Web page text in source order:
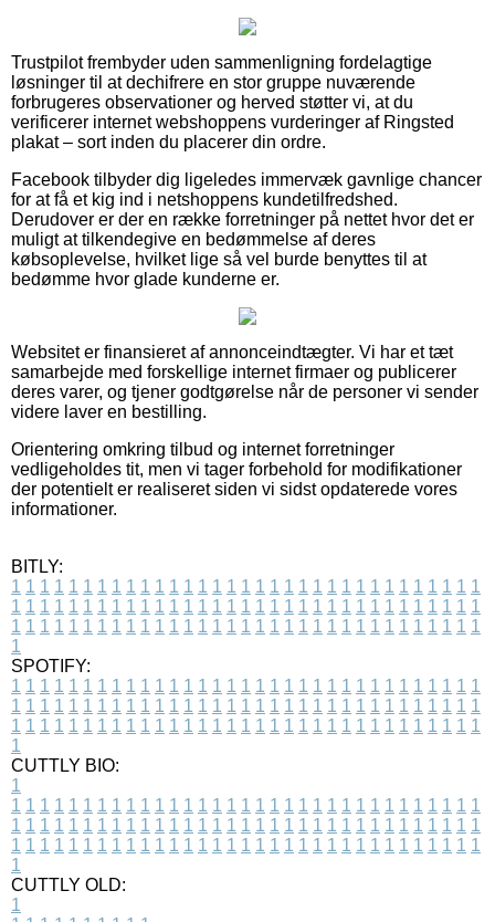
Trustpilot frembyder uden sammenligning fordelagtige
løsninger til at dechifrere en stor gruppe nuværende
forbrugeres observationer og herved støtter vi, at du
verificerer internet webshoppens vurderinger af Ringsted
plakat – sort inden du placerer din ordre.
Facebook tilbyder dig ligeledes immervæk gavnlige chancer
for at få et kig ind i netshoppens kundetilfredshed.
Derudover er der en række forretninger på nettet hvor det er
muligt at tilkendegive en bedømmelse af deres
købsoplevelse, hvilket lige så vel burde benyttes til at
bedømme hvor glade kunderne er.
Websitet er finansieret af annonceindtægter. Vi har et tæt
samarbejde med forskellige internet firmaer og publicerer
deres varer, og tjener godtgørelse når de personer vi sender
videre laver en bestilling.
Orientering omkring tilbud og internet forretninger
vedligeholdes tit, men vi tager forbehold for modifikationer
der potentielt er realiseret siden vi sidst opdaterede vores
informationer.
BITLY:
1 1 1 1 1 1 1 1 1 1 1 1 1 1 1 1 1 1 1 1 1 1 1 1 1 1 1 1 1 1 1 1 1
1 1 1 1 1 1 1 1 1 1 1 1 1 1 1 1 1 1 1 1 1 1 1 1 1 1 1 1 1 1 1 1 1
1 1 1 1 1 1 1 1 1 1 1 1 1 1 1 1 1 1 1 1 1 1 1 1 1 1 1 1 1 1 1 1 1
1
SPOTIFY:
1 1 1 1 1 1 1 1 1 1 1 1 1 1 1 1 1 1 1 1 1 1 1 1 1 1 1 1 1 1 1 1 1
1 1 1 1 1 1 1 1 1 1 1 1 1 1 1 1 1 1 1 1 1 1 1 1 1 1 1 1 1 1 1 1 1
1 1 1 1 1 1 1 1 1 1 1 1 1 1 1 1 1 1 1 1 1 1 1 1 1 1 1 1 1 1 1 1 1
1
CUTTLY BIO:
1
1 1 1 1 1 1 1 1 1 1 1 1 1 1 1 1 1 1 1 1 1 1 1 1 1 1 1 1 1 1 1 1 1
1 1 1 1 1 1 1 1 1 1 1 1 1 1 1 1 1 1 1 1 1 1 1 1 1 1 1 1 1 1 1 1 1
1 1 1 1 1 1 1 1 1 1 1 1 1 1 1 1 1 1 1 1 1 1 1 1 1 1 1 1 1 1 1 1 1
1
CUTTLY OLD:
1